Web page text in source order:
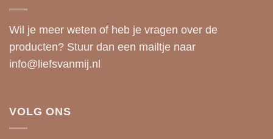
Wil je meer weten of heb je vragen over de
producten? Stuur dan een mailtje naar
info@liefsvanmij.nl
VOLG ONS